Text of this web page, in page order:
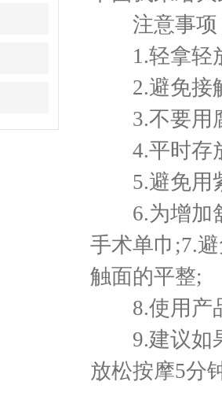
注意事项
1.轻拿轻
2.避免接
3.不要用腐
4.平时存放
5.避免用
6.为增加舒
手术单巾;7.
触面的平整;
8.使用产品
9.建议如果
放松按摩5分